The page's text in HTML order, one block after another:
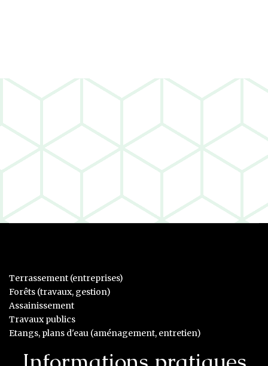
Terrassement (entreprises)
Forêts (travaux, gestion)
Assainissement
Travaux publics
Etangs, plans d'eau (aménagement, entretien)